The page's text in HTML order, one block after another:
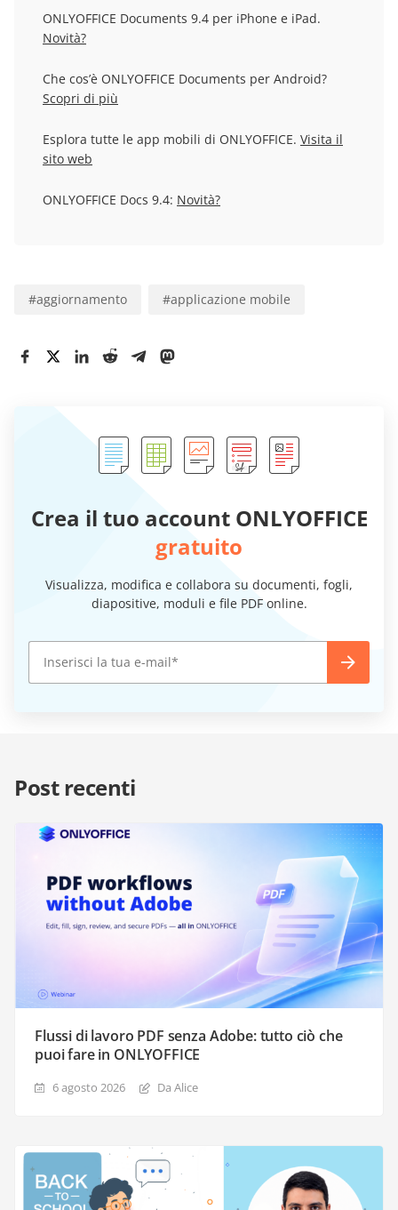
ONLYOFFICE Documents 9.4 per iPhone e iPad.
Novità?
Che cos’è ONLYOFFICE Documents per Android?
Scopri di più
Esplora tutte le app mobili di ONLYOFFICE. Visita il
sito web
ONLYOFFICE Docs 9.4: Novità?
#aggiornamento #applicazione mobile
Crea il tuo account ONLYOFFICE
gratuito
Visualizza, modifica e collabora su documenti, fogli,
diapositive, moduli e file PDF online.
Post recenti
Flussi di lavoro PDF senza Adobe: tutto ciò che
puoi fare in ONLYOFFICE
6 agosto 2026 Da Alice